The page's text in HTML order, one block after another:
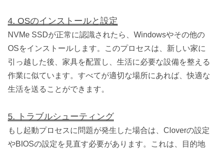
4. OSのインストールと設定
NVMe SSDが正常に認識されたら、Windowsやその他の
OSをインストールします。このプロセスは、新しい家に
引っ越した後、家具を配置し、生活に必要な設備を整える
作業に似ています。すべてが適切な場所にあれば、快適な
生活を送ることができます。
5. トラブルシューティング
もし起動プロセスに問題が発生した場合は、Cloverの設定
やBIOSの設定を見直す必要があります。これは、目的地